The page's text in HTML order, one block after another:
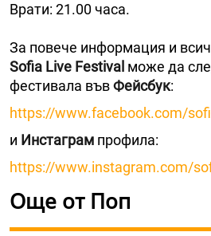
Врати: 21.00 часа.
За повече информация и
Sofia Live Festival може да
фестивала въвФейсбук:
https://www.facebook.com/
и Инстаграм профила:
https://www.instagram.com/
Още от Поп